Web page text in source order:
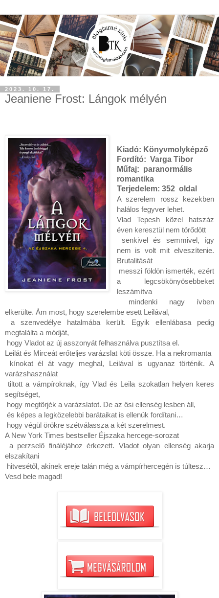
2023. 10. 17.
Jeaniene Frost: Lángok mélyén
Kiadó: Könyvmolyképző
Fordító: Varga Tibor
Műfaj: paranormális
romantika
Terjedelem: 352 oldal
A szerelem rossz kezekben
halálos fegyver lehet.
Vlad Tepesh közel hatszáz
éven keresztül nem törődött
senkivel és semmivel, így
nem is volt mit elveszítenie.
Brutalitását
a legcsökönyösebbeket
leszámítva
elkerülte. Ám most, hogy szerelembe esett Leilával,
megtalálta a módját,
hogy Vladot az új asszonyát felhasználva pusztítsa el.
Leilát és Mirceát erőteljes varázslat köti össze. Ha a nekromanta
varázshasználat
tiltott a vámpíroknak, így Vlad és Leila szokatlan helyen keres
segítséget,
hogy megtörjék a varázslatot. De az ősi ellenség lesben áll,
és képes a legközelebbi barátaikat is ellenük fordítani…
hogy végül örökre szétválassza a két szerelmest.
A New York Times bestseller Éjszaka hercege-sorozat
elszakítani
hitvesétől, akinek ereje talán még a vámpírhercegén is túltesz…
Vesd bele magad!